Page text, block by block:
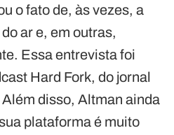
o fato de, às vezes, a
ar e, em outras,
Essa entrevista foi
Hard Fork, do jornal
Além disso, Altman ainda
plataforma é muito